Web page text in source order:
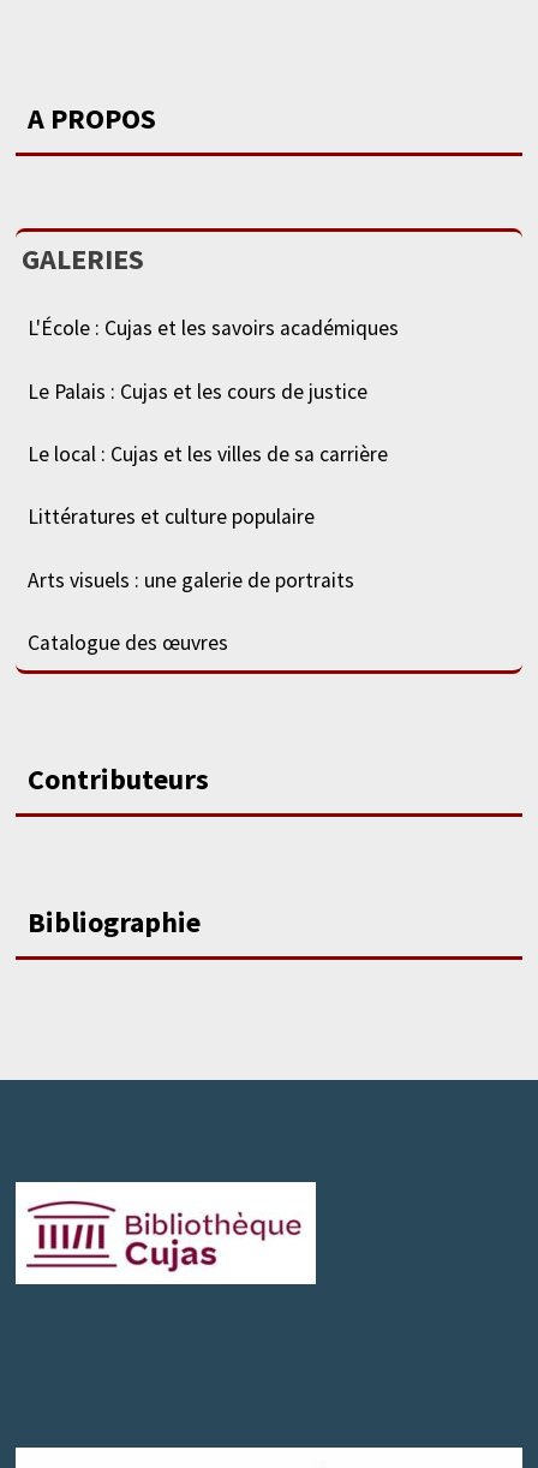
A PROPOS
GALERIES
L'École : Cujas et les savoirs académiques
Le Palais : Cujas et les cours de justice
Le local : Cujas et les villes de sa carrière
Littératures et culture populaire
Arts visuels : une galerie de portraits
Catalogue des œuvres
Contributeurs
Bibliographie